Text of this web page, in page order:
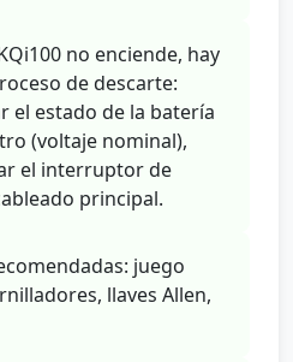
no enciende, hay
de descarte:
el estado de la batería
(voltaje nominal),
el interruptor de
principal.
juego
llaves Allen,